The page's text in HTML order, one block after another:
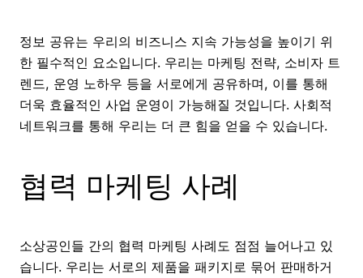
정보 공유는 우리의 비즈니스 지속 가능성을 높이기 위
한 필수적인 요소입니다. 우리는 마케팅 전략, 소비자 트
렌드, 운영 노하우 등을 서로에게 공유하며, 이를 통해
더욱 효율적인 사업 운영이 가능해질 것입니다. 사회적
네트워크를 통해 우리는 더 큰 힘을 얻을 수 있습니다.
협력 마케팅 사례
소상공인들 간의 협력 마케팅 사례도 점점 늘어나고 있
습니다. 우리는 서로의 제품을 패키지로 묶어 판매하거